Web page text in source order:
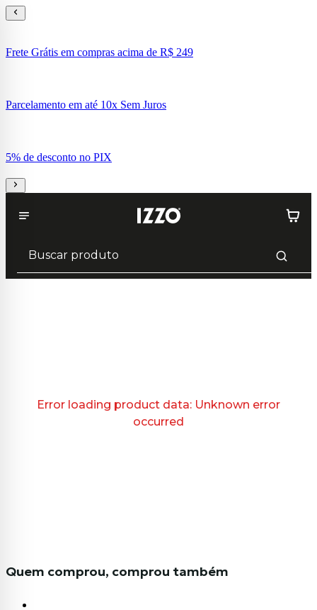
Frete Grátis em compras acima de R$ 249
Parcelamento em até 10x Sem Juros
5% de desconto no PIX
Error loading product data: Unknown error
occurred
Quem comprou, comprou também